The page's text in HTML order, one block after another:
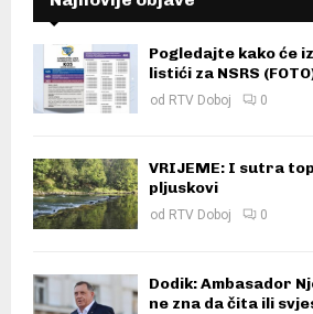
Pogledajte kako će
listići za NSRS
od RTV Doboj 0
VRIJEME: I sutra
pljuskovi
od RTV Doboj 0
Dodik: Ambasador
ne zna da čita ili